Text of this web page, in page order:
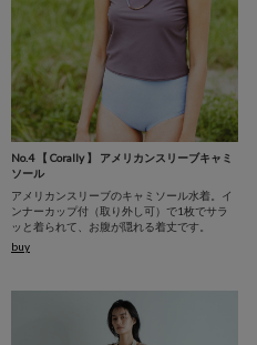
No.4 【 Corally 】 アメリカンスリーブキャミ
ソール
アメリカンスリーブのキャミソール水着。イ
ンナーカップ付（取り外し可）で1枚でサラ
ッと着られて、お腹が隠れる着丈です。
buy